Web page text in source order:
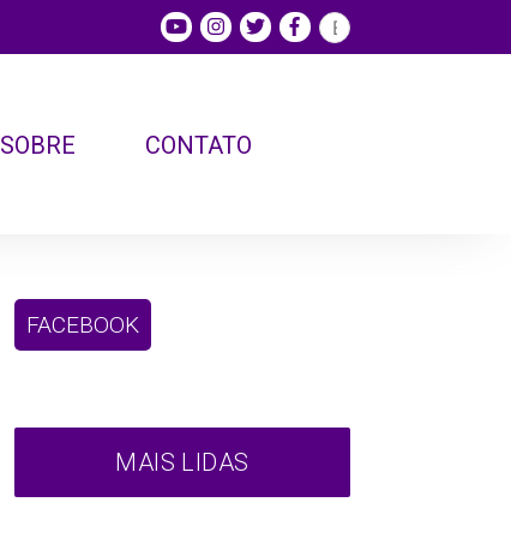
SOBRE CONTATO
FACEBOOK
MAIS LIDAS